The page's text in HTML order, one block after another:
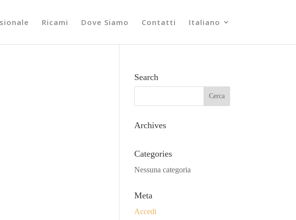
Ricami Dove Siamo Contatti Italiano
Search
Archives
Categories
Nessuna categoria
Meta
Accedi